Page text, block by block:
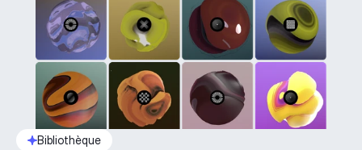
Bibliothèque